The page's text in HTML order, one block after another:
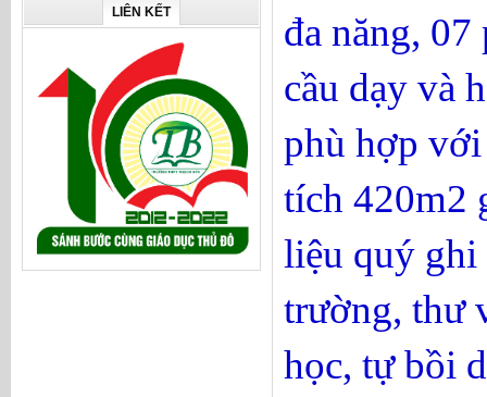
LIÊN KẾT
đa năng,
cầu dạy và
phù hợp
tích 420m2
liệu quý ghi
trường, thư
học, tự bồi